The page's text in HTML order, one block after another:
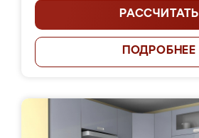
РАССЧИТАТЬ
ПОДРОБНЕЕ